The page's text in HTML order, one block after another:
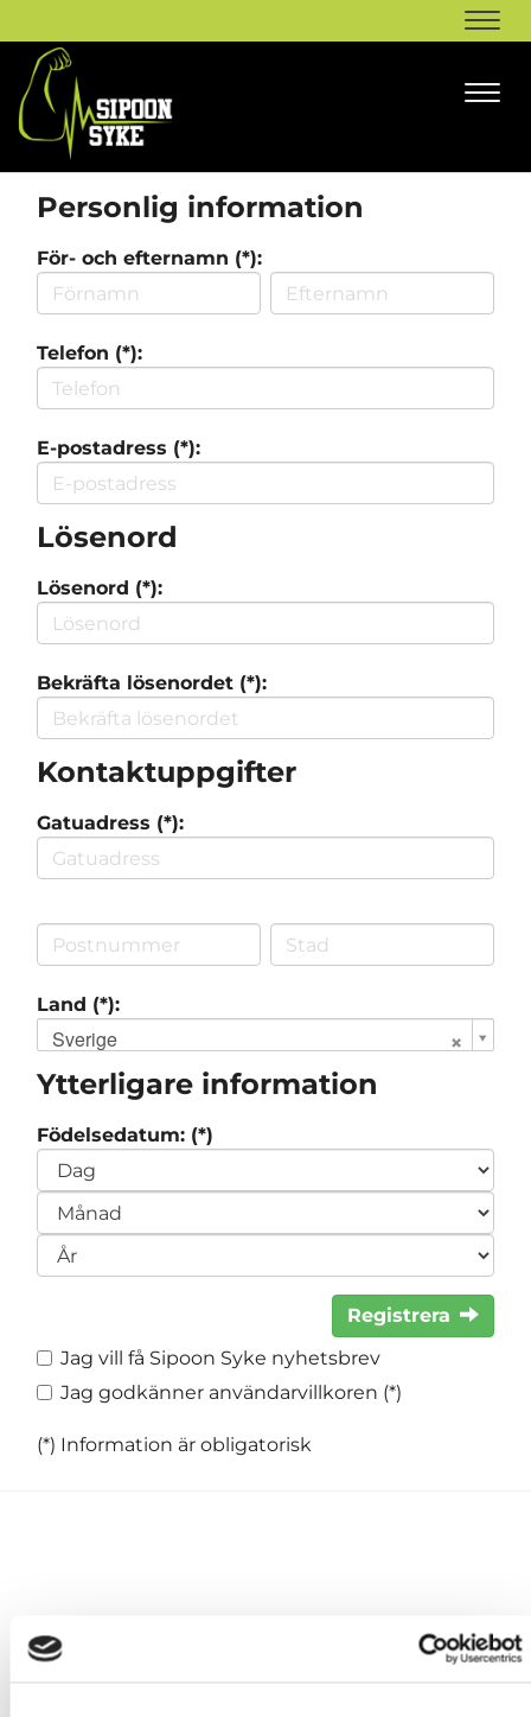
Personlig information
För- och efternamn (*):
Telefon (*):
E-postadress (*):
Lösenord
Lösenord (*):
Bekräfta lösenordet (*):
Kontaktuppgifter
Gatuadress (*):
Land (*):
Sverige
Ytterligare information
Födelsedatum: (*)
Registrera
Jag vill få Sipoon Syke nyhetsbrev
Jag godkänner användarvillkoren (*)
(*) Information är obligatorisk